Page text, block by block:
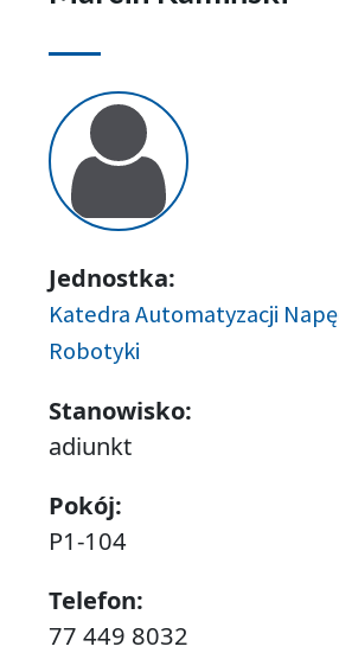
Jednostka:
Katedra Automatyzacji
Robotyki
Stanowisko:
adiunkt
Pokój:
P1-104
Telefon:
77 449 8032